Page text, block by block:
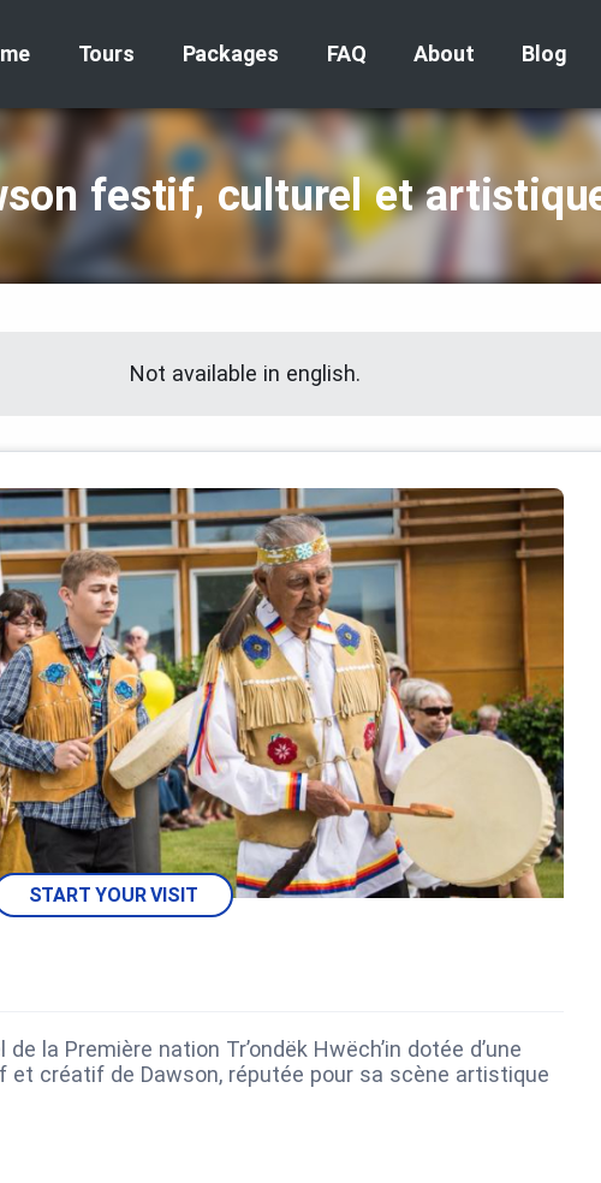
Tours Packages FAQ About Blog
festif, culturel et
Not available in english.
START YOUR VISIT
la Première nation Tr’ondëk Hwëch’in dotée d’une
créatif de Dawson, réputée pour sa scène artistique